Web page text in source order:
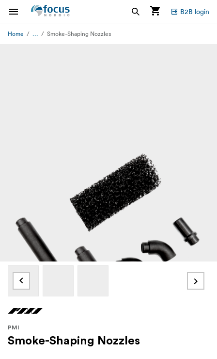
B2B login
Home ... Smoke-Shaping Nozzles
PMI
Smoke-Shaping Nozzles